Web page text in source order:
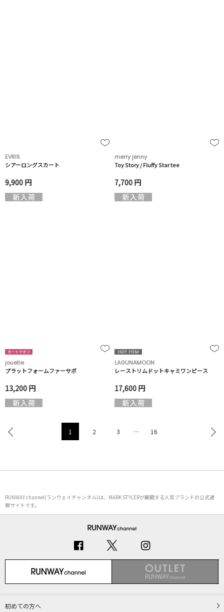
EVRIS
シアーロングスカート
9,900 円
merry jenny
Toy Story / Fluffy Star tee
7,700 円
jouetie
プラットフォームファーサボ
13,200 円
LAGUNAMOON
レーストリムドットキャミワンピース
17,600 円
1 2 3 … 16
RUNWAY channel(ランウェイチャンネル)は、MARK STYLERが展開する人気ブランドの公式通
販サイトです。
初めての方へ